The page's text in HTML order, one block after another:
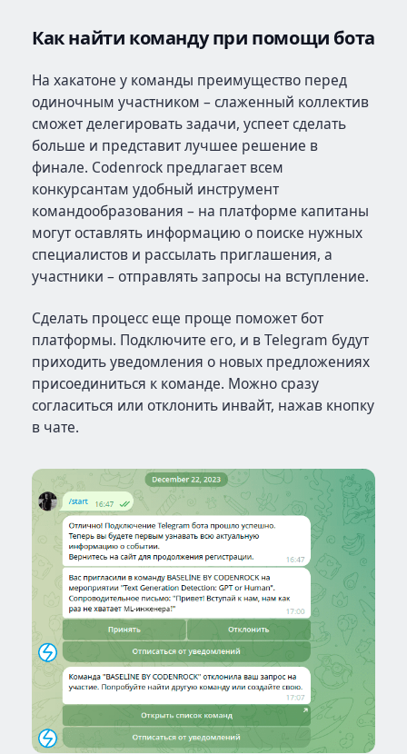
Как найти команду при помощи бота
На хакатоне у команды преимущество перед
одиночным участником – слаженный коллектив
сможет делегировать задачи, успеет сделать
больше и представит лучшее решение в
финале. Codenrock предлагает всем
конкурсантам удобный инструмент
командообразования – на платформе капитаны
могут оставлять информацию о поиске нужных
специалистов и рассылать приглашения, а
участники – отправлять запросы на вступление.
Сделать процесс еще проще поможет бот
платформы. Подключите его, и в Telegram будут
приходить уведомления о новых предложениях
присоединиться к команде. Можно сразу
согласиться или отклонить инвайт, нажав кнопку
в чате.